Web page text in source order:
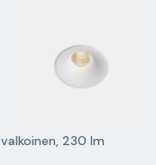
valkoinen, 230 lm